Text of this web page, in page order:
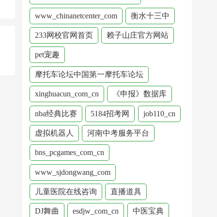
www_chinanetcenter_com 衡水十三中
233网校官网首页 赖子山庄官方网站
pet宠趣
摩托车论坛中国第一摩托车论坛
xinghuacun_com_cn 《申报》数据库
nba经典比赛 5184招考网 job110_cn
虚拟机器人 河南中考服务平台
bns_pcgames_com_cn
www_sjdongwang_com
儿童医院在线咨询 直播道具
DJ舞曲 esdjw_com_cn 中医宝典